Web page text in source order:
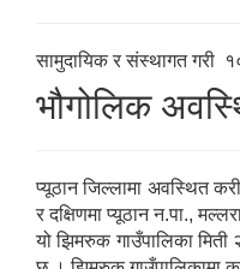
सामुदायिक र संस्थागत गरी
भौगोलिक
प्यूठान जिल्लामा अवस्थित
र दक्षिणमा प्यूठान न.पा.,
यो झिमरुक गाउँपालिका